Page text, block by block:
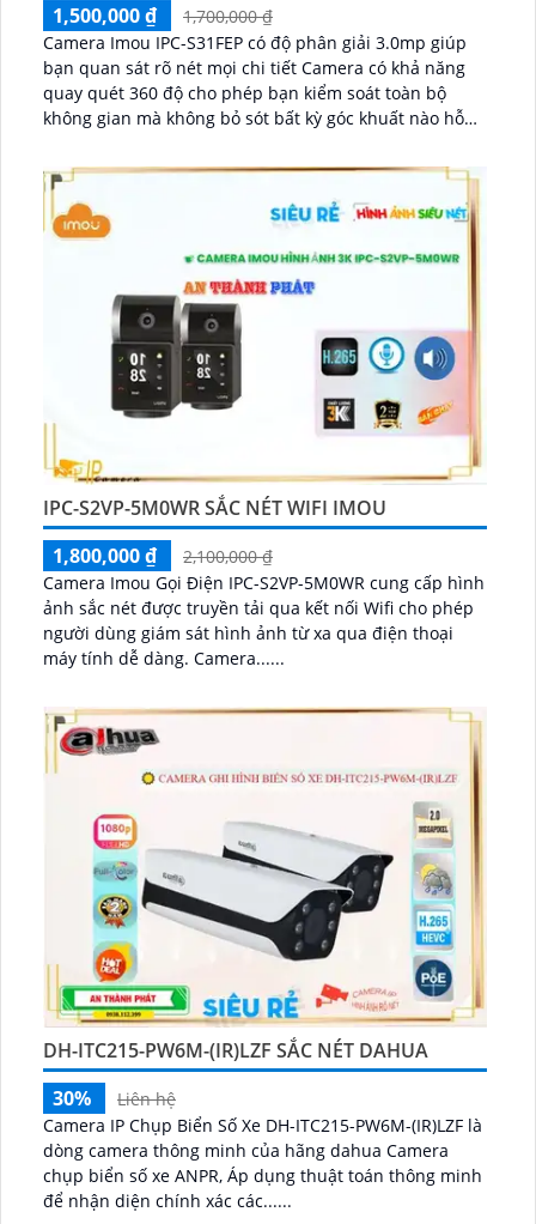
1,500,000 ₫
1,700,000 ₫
Camera Imou IPC-S31FEP có độ phân giải 3.0mp giúp
bạn quan sát rõ nét mọi chi tiết Camera có khả năng
quay quét 360 độ cho phép bạn kiểm soát toàn bộ
không gian mà không bỏ sót bất kỳ góc khuất nào hỗ
đêm Full Color trong khoảng cách 20m giúp quan sát
hiệu quả ngay cả khi ánh sáng yếu vẫn có màu rõ nét
như ban ngày...
IPC-S2VP-5M0WR SẮC NÉT WIFI IMOU
1,800,000 ₫
2,100,000 ₫
Camera Imou Gọi Điện IPC-S2VP-5M0WR cung cấp hình
ảnh sắc nét được truyền tải qua kết nối Wifi cho phép
người dùng giám sát hình ảnh từ xa qua điện thoại
máy tính dễ dàng. Camera......
DH-ITC215-PW6M-(IR)LZF SẮC NÉT DAHUA
30%
Liên hệ
Camera IP Chụp Biển Số Xe DH-ITC215-PW6M-(IR)LZF là
dòng camera thông minh của hãng dahua Camera
chụp biển số xe ANPR, Áp dụng thuật toán thông minh
để nhận diện chính xác các......